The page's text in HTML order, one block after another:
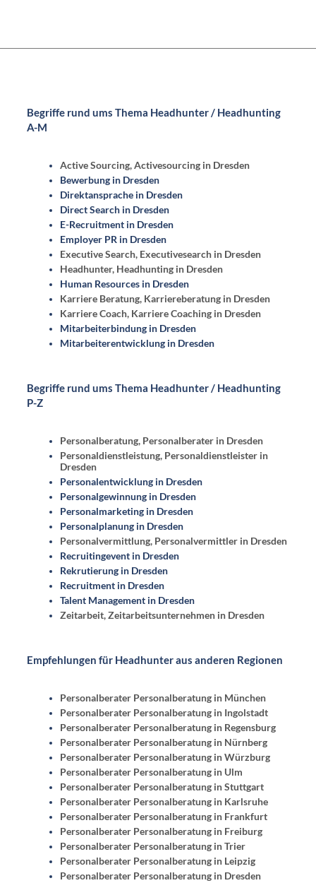
Begriffe rund ums Thema Headhunter / Headhunting
A-M
Active Sourcing, Activesourcing in Dresden
Bewerbung in Dresden
Direktansprache in Dresden
Direct Search in Dresden
E-Recruitment in Dresden
Employer PR in Dresden
Executive Search, Executivesearch in Dresden
Headhunter, Headhunting in Dresden
Human Resources in Dresden
Karriere Beratung, Karriereberatung in Dresden
Karriere Coach, Karriere Coaching in Dresden
Mitarbeiterbindung in Dresden
Mitarbeiterentwicklung in Dresden
Begriffe rund ums Thema Headhunter / Headhunting
P-Z
Personalberatung, Personalberater in Dresden
Personaldienstleistung, Personaldienstleister in
Dresden
Personalentwicklung in Dresden
Personalgewinnung in Dresden
Personalmarketing in Dresden
Personalplanung in Dresden
Personalvermittlung, Personalvermittler in Dresden
Recruitingevent in Dresden
Rekrutierung in Dresden
Recruitment in Dresden
Talent Management in Dresden
Zeitarbeit, Zeitarbeitsunternehmen in Dresden
Empfehlungen für Headhunter aus anderen Regionen
Personalberater Personalberatung in München
Personalberater Personalberatung in Ingolstadt
Personalberater Personalberatung in Regensburg
Personalberater Personalberatung in Nürnberg
Personalberater Personalberatung in Würzburg
Personalberater Personalberatung in Ulm
Personalberater Personalberatung in Stuttgart
Personalberater Personalberatung in Karlsruhe
Personalberater Personalberatung in Frankfurt
Personalberater Personalberatung in Freiburg
Personalberater Personalberatung in Trier
Personalberater Personalberatung in Leipzig
Personalberater Personalberatung in Dresden